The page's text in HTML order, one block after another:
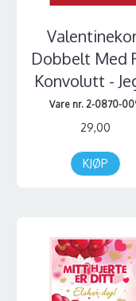
Dobbelt Med
Konvolutt -
Vare nr. 2-0870-
29,00
KJØP